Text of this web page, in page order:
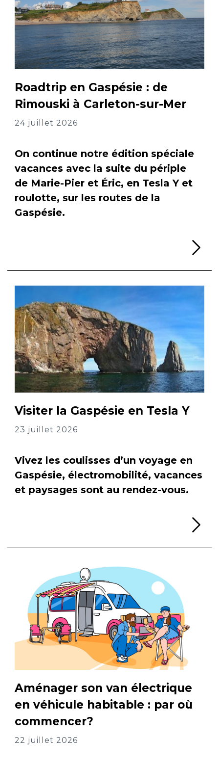
Roadtrip en Gaspésie : de
Rimouski à Carleton-sur-Mer
24 juillet 2026
On continue notre édition spéciale
vacances avec la suite du périple
de Marie-Pier et Éric, en Tesla Y et
roulotte, sur les routes de la
Gaspésie.
Visiter la Gaspésie en Tesla Y
23 juillet 2026
Vivez les coulisses d’un voyage en
Gaspésie, électromobilité, vacances
et paysages sont au rendez-vous.
Aménager son van électrique
en véhicule habitable : par où
commencer?
22 juillet 2026